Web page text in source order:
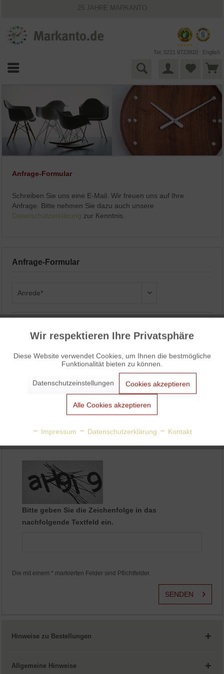
25 JAHRE MARKANTO
VIELFÄLTIGE ZAHLUNGSMÖGLICHKEITEN
Tel. 0221 9723920 English
Anfrage-Formular
Schreiben Sie uns eine E-Mail. Wir freuen uns auf Ihre
Anfrage. Bitte nehmen Sie dazu auch unsere
Datenschutzerklärung zur Kenntnis.
Anfrage-Formular
Bitte geben Sie die Zeichenfolge in das
nachfolgende Textfeld ein.
Die mit einem * markierten Felder sind Pflichtfelder.
SENDEN
Hinweise zu Bestellungen
Allgemeine Hinweise
Funktionale Aktiv
Aktiv
Aktiv
Personalisierung
Wir respektieren Ihre Privatsphäre
Diese Website verwendet Cookies, um Ihnen die bestmögliche
Funktionalität bieten zu können.
Datenschutzeinstellungen Cookies akzeptieren
Alle Cookies akzeptieren
Impressum Datenschutzerklärung Kontakt